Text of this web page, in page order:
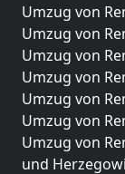
Umzug von
Umzug von
Umzug von
Umzug von
Umzug von
Umzug von
Umzug von
und